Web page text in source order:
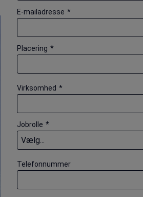
*
E-mailadresse
*
Placering
*
Virksomhed
*
Jobrolle
Telefonnummer